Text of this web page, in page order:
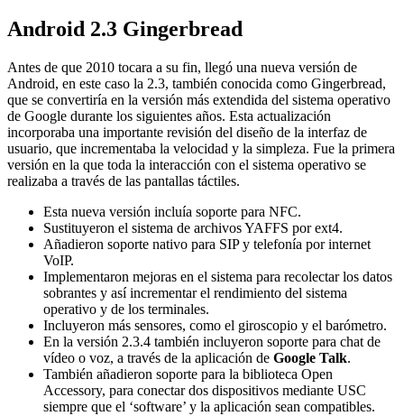
Android 2.3 Gingerbread
Antes de que 2010 tocara a su fin, llegó una nueva versión de
Android, en este caso la 2.3, también conocida como Gingerbread,
que se convertiría en la versión más extendida del sistema operativo
de Google durante los siguientes años. Esta actualización
incorporaba una importante revisión del diseño de la interfaz de
usuario, que incrementaba la velocidad y la simpleza. Fue la primera
versión en la que toda la interacción con el sistema operativo se
realizaba a través de las pantallas táctiles.
Esta nueva versión incluía soporte para NFC.
Sustituyeron el sistema de archivos YAFFS por ext4.
Añadieron soporte nativo para SIP y telefonía por internet
VoIP.
Implementaron mejoras en el sistema para recolectar los datos
sobrantes y así incrementar el rendimiento del sistema
operativo y de los terminales.
Incluyeron más sensores, como el giroscopio y el barómetro.
En la versión 2.3.4 también incluyeron soporte para chat de
vídeo o voz, a través de la aplicación de Google Talk.
También añadieron soporte para la biblioteca Open
Accessory, para conectar dos dispositivos mediante USC
siempre que el ‘software’ y la aplicación sean compatibles.